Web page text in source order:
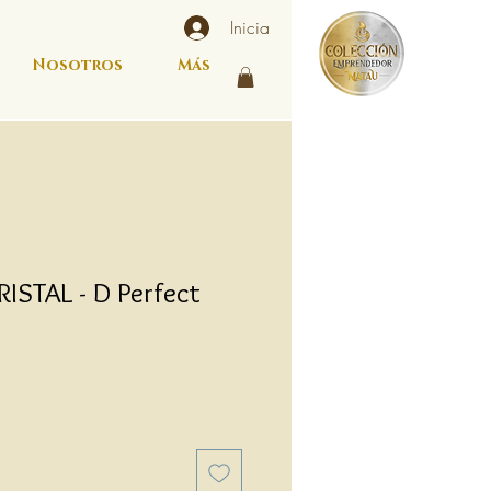
Nosotros Más
Inicia
- D Perfect